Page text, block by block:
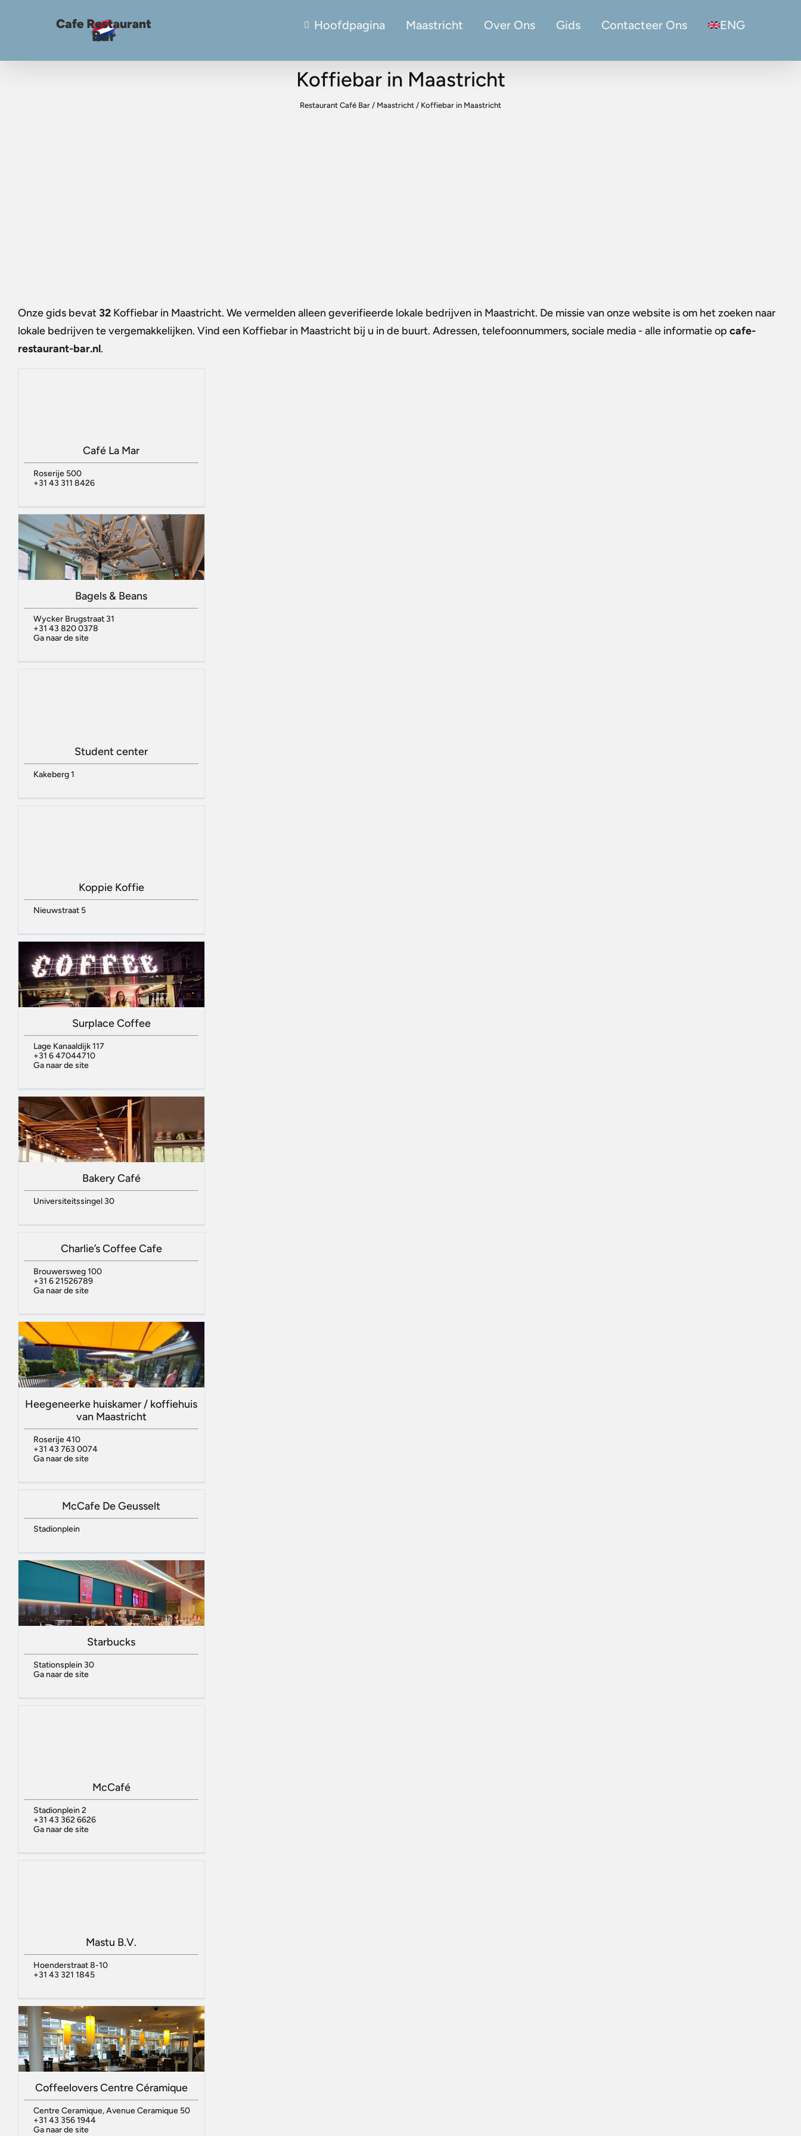
Hoofdpagina Maastricht Over Ons Gids Contacteer Ons ENG
Koffiebar in Maastricht
Restaurant Café Bar / Maastricht / Koffiebar in Maastricht
Onze gids bevat32 Koffiebar in Maastricht. We vermelden alleen geverifieerde lokale bedrijven in Maastricht. De missie van onze website is om het zoeken naar
lokale bedrijven te vergemakkelijken. Vind een Koffiebar in Maastricht bij u in de buurt. Adressen, telefoonnummers, sociale media - alle informatie op cafe-
restaurant-bar.nl.
Café La Mar
Roserije 500
+31 43 311 8426
Bagels & Beans
Wycker Brugstraat 31
+31 43 820 0378
Ga naar de site
Student center
Kakeberg 1
Koppie Koffie
Nieuwstraat 5
Surplace Coffee
Lage Kanaaldijk 117
+31 6 47044710
Ga naar de site
Bakery Café
Universiteitssingel 30
Charlie’s Coffee Cafe
Brouwersweg 100
+31 6 21526789
Ga naar de site
Heegeneerke huiskamer / koffiehuis
van Maastricht
Roserije 410
+31 43 763 0074
Ga naar de site
McCafe De Geusselt
Stadionplein
Starbucks
Stationsplein 30
Ga naar de site
McCafé
Stadionplein 2
+31 43 362 6626
Ga naar de site
Mastu B.V.
Hoenderstraat 8-10
+31 43 321 1845
Coffeelovers Centre Céramique
Centre Ceramique, Avenue Ceramique 50
+31 43 356 1944
Ga naar de site